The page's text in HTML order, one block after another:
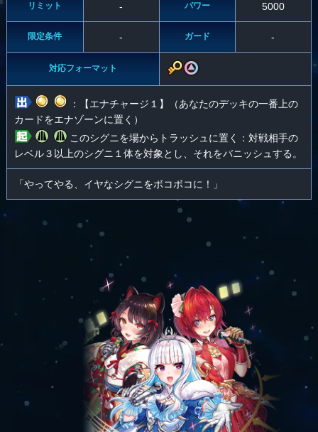
リミット - パワー 5000
限定条件 - ガード -
対応フォーマット
：【エナチャージ１】（あなたのデッキの一番上の
カードをエナゾーンに置く）
このシグニを場からトラッシュに置く：対戦相手の
レベル３以上のシグニ１体を対象とし、それをバニッシュする。
「やってやる、イヤなシグニをボコボコに！」